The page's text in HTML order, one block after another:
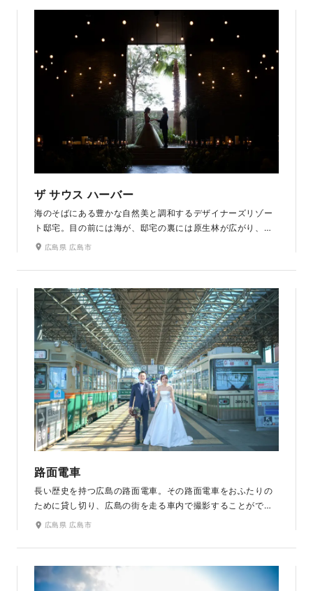
ィファクトリー広島店から車で約20分とアクセスが良いのも
ザ サウス ハーバー
海のそばにある豊かな自然美と調和するデザイナーズリゾー
ト邸宅。目の前には海が、邸宅の裏には原生林が広がり、プ
ール付のテラスと見事に調和しています。星空に包まれるよ
花嫁の美しさを引き立てます。海と空の青、原生林の豊かな
緑、幻想的なチャペルと、様々なシーンで雰囲気の違う写真
を撮ることができます。ラヴィファクトリー広島店から車で
約20分と、アクセス抜群です。
広島県 広島市
路面電車
長い歴史を持つ広島の路面電車。その路面電車をおふたりの
ために貸し切り、広島の街を走る車内で撮影することができ
ます。運転席でも撮影可能です。いつもの日常を非日常の空
思い出になること間違いなしです。旧型のレトロな車両に出
会えることも。駅のホームや降車駅近くの公園などでも撮影
できます。
広島県 広島市